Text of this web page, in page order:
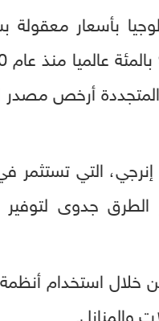
بأسعار
التي تستثمر
الطرق جدوى لتوفير
خلال استخدام
والمنازل.